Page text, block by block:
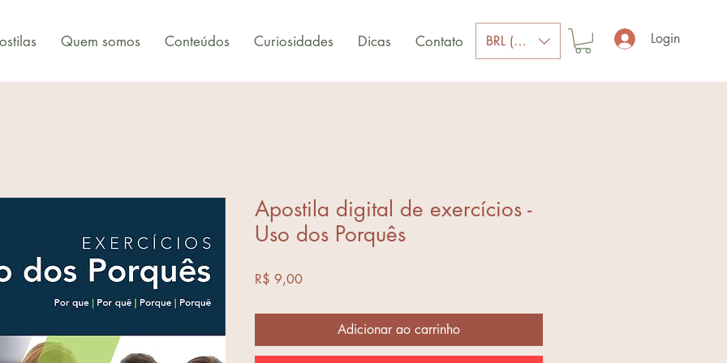
Quem somos Conteúdos Curiosidades Dicas Contato BRL (R$) Login
Apostila digital de exercícios -
Uso dos Porquês
R$ 9,00Preço
Adicionar ao carrinho